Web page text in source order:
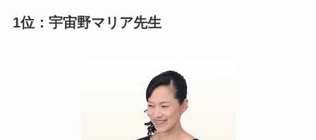
1位：宇宙野マリア先生